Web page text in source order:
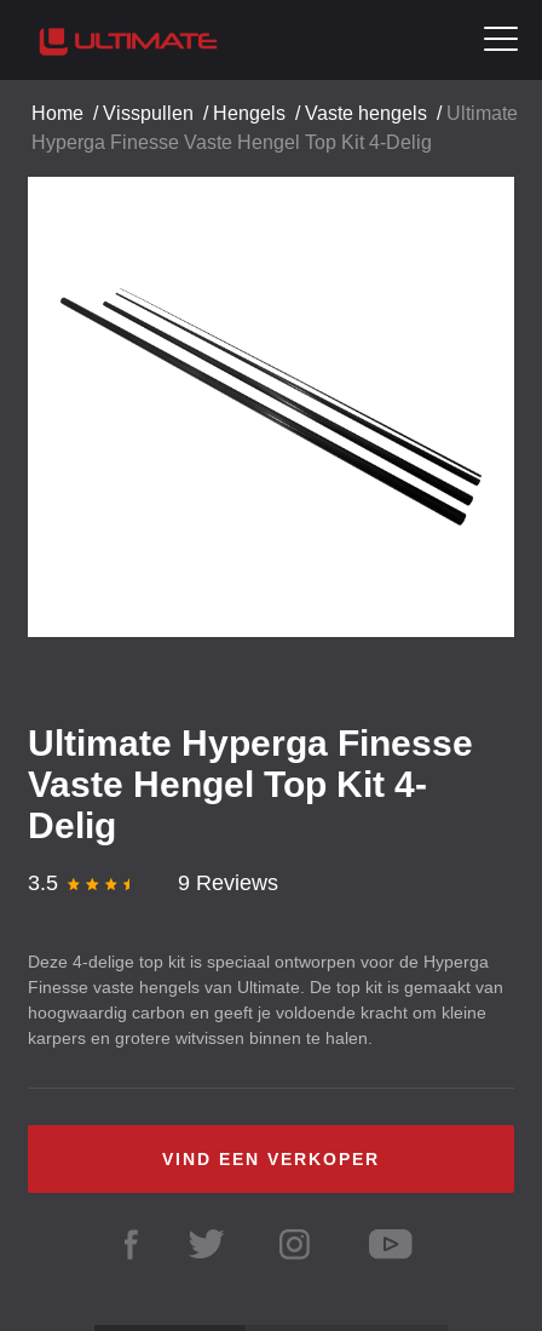
Home /Visspullen / Hengels /Vaste hengels / Ultimate
Hyperga Finesse Vaste Hengel Top Kit 4-Delig
Ultimate Hyperga Finesse
Vaste Hengel Top Kit 4-
Delig
3.5 9 Reviews
Deze 4-delige top kit is speciaal ontworpen voor de Hyperga
Finesse vaste hengels van Ultimate. De top kit is gemaakt van
hoogwaardig carbon en geeft je voldoende kracht om kleine
karpers en grotere witvissen binnen te halen.
VIND EEN VERKOPER